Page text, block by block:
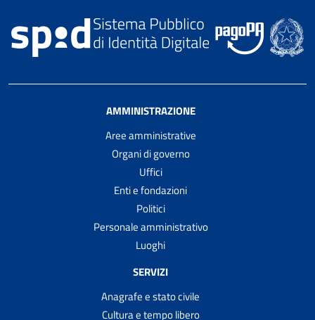
AMMINISTRAZIONE
Aree amministrative
Organi di governo
Uffici
Enti e fondazioni
Politici
Personale amministrativo
Luoghi
SERVIZI
Anagrafe e stato civile
Cultura e tempo libero